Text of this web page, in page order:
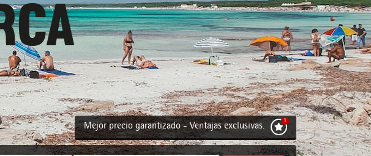
Mejor precio garantizado - Ventajas exclusivas.